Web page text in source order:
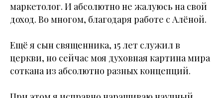
маркетолог. И абсолютно не жалуюсь на свой
доход. Во многом, благодаря работе с Алёной.
Ещё я сын священника, 15 лет служил в
церкви, но сейчас моя духовная картина мира
соткана из абсолютно разных концепций.